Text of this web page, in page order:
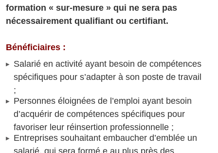
formation « sur-mesure » qui ne sera pas
nécessairement qualifiant ou certifiant.
Bénéficiaires :
Salarié en activité ayant besoin de compétences
spécifiques pour s’adapter à son poste de travail
;
Personnes éloignées de l’emploi ayant besoin
d’acquérir de compétences spécifiques pour
favoriser leur réinsertion professionnelle ;
Entreprises souhaitant embaucher d’emblée un
salarié, qui sera formé.e au plus près des